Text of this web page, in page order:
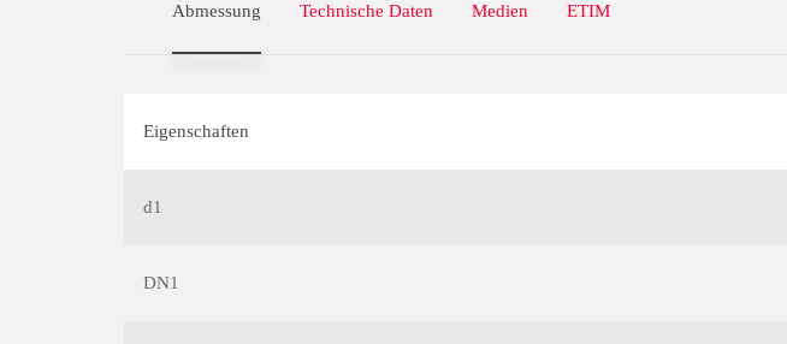
Abmessung Technische Daten Medien ETIM
Eigenschaften
d1
DN1